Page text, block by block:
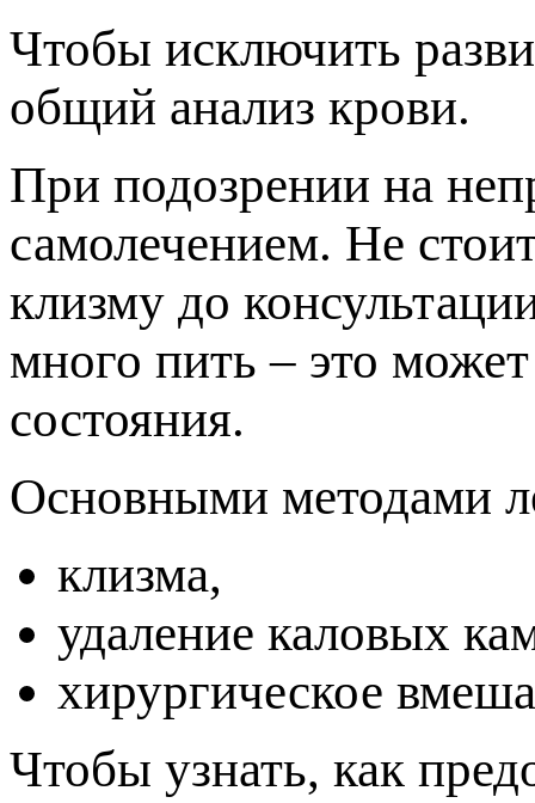
Чтобы исключить
общий анализ крови.
При подозрении на
самолечением. Не
клизму до
много пить – это
состояния.
Основными методами
клизма,
удаление каловых
хирургическое
Чтобы узнать, как